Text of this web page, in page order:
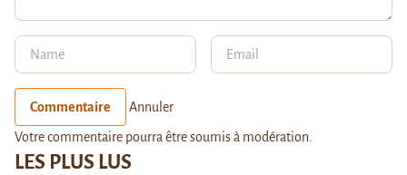
LES PLUS LUS
Commentaire Annuler
Votre commentaire pourra être soumis à modération.